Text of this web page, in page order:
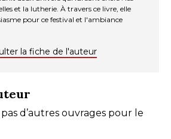
et la lutherie. À travers ce livre, elle
pour ce festival et l'ambiance
la fiche de l'auteur
d’autres ouvrages pour le